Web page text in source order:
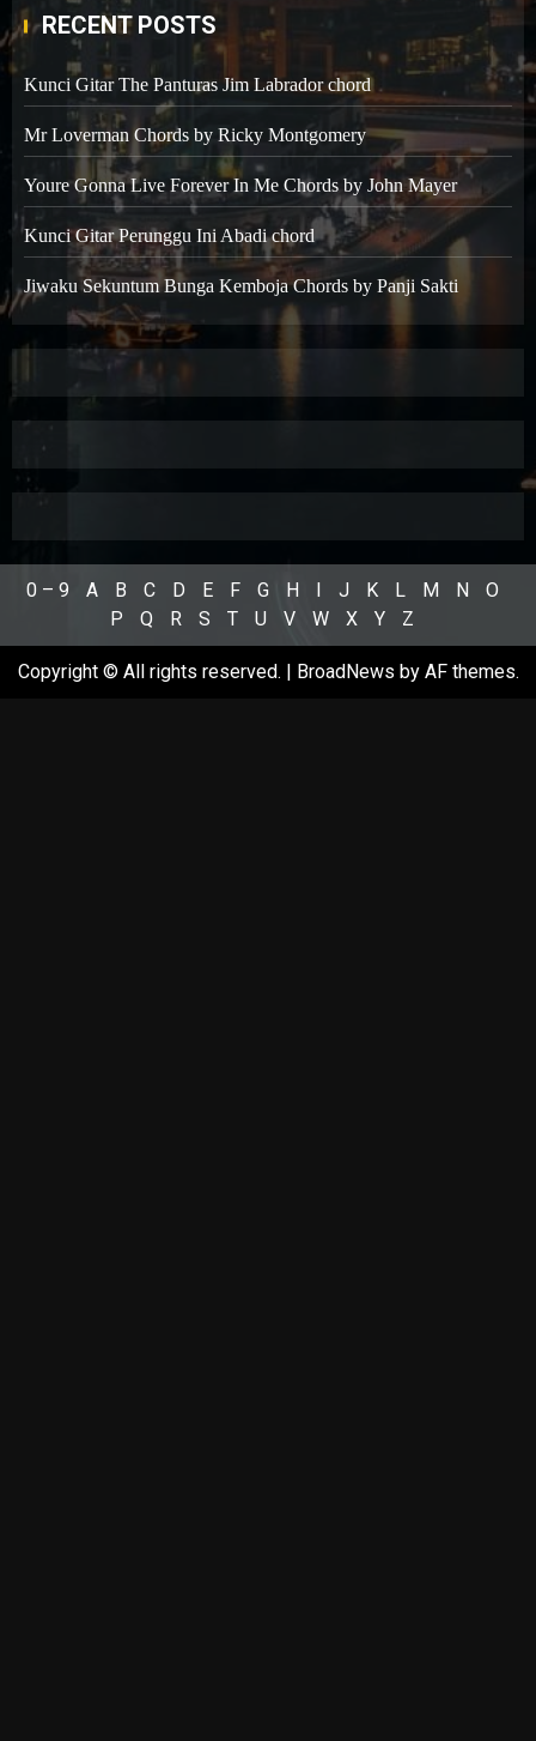
RECENT POSTS
Kunci Gitar The Panturas Jim Labrador chord
Mr Loverman Chords by Ricky Montgomery
Youre Gonna Live Forever In Me Chords by John Mayer
Kunci Gitar Perunggu Ini Abadi chord
Jiwaku Sekuntum Bunga Kemboja Chords by Panji Sakti
0 – 9 A B C D E F G H I J K L M N
O
P
Q R S T U V W X Y Z
Copyright © All rights reserved. | BroadNews by AF themes.